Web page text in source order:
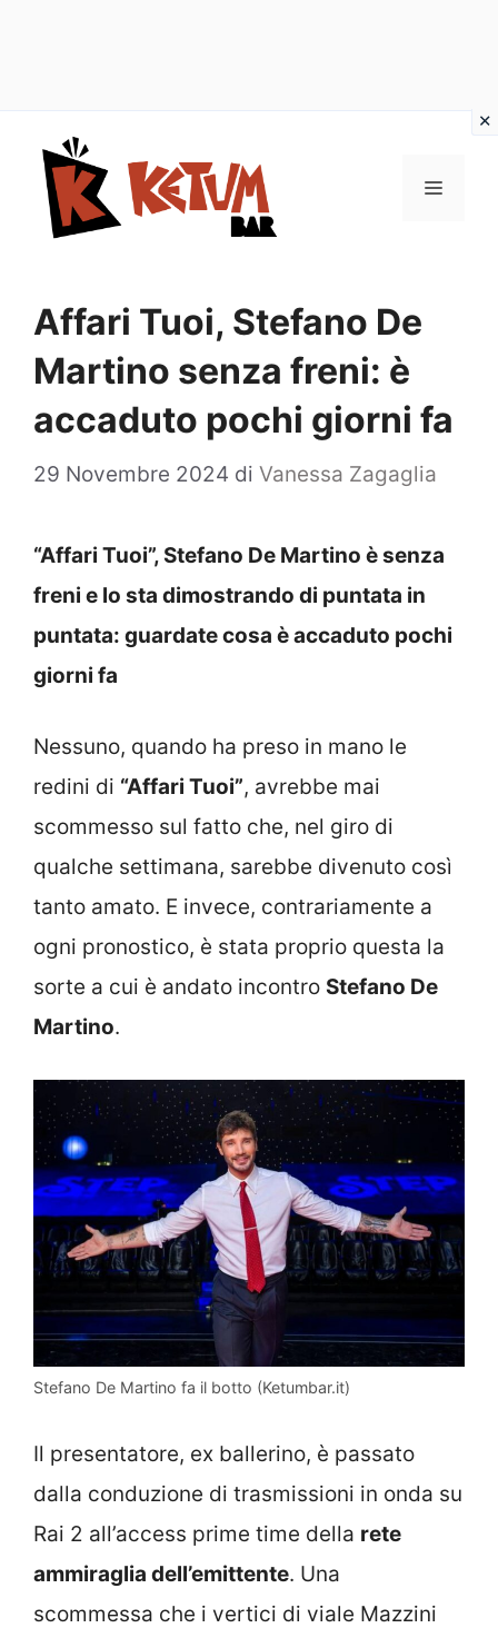
contenuto
Menu
Affari Tuoi, Stefano De
Martino senza freni: è
accaduto pochi giorni fa
29 Novembre 2024 di Vanessa Zagaglia
“Affari Tuoi”, Stefano De Martino è senza
freni e lo sta dimostrando di puntata in
puntata: guardate cosa è accaduto pochi
giorni fa
Nessuno, quando ha preso in mano le
redini di “Affari Tuoi”, avrebbe mai
scommesso sul fatto che, nel giro di
qualche settimana, sarebbe divenuto così
tanto amato. E invece, contrariamente a
ogni pronostico, è stata proprio questa la
sorte a cui è andato incontro Stefano De
Martino.
Stefano De Martino fa il botto (Ketumbar.it)
Il presentatore, ex ballerino, è passato
dalla conduzione di trasmissioni in onda su
Rai 2 all’access prime time della rete
ammiraglia dell’emittente. Una
scommessa che i vertici di viale Mazzini